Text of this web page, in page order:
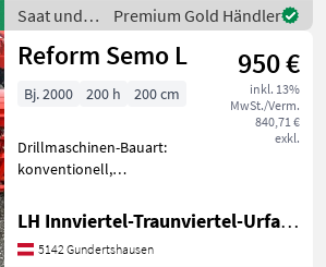
Sämaschine - mit 3, 0m
Arbeitsb
Saat und
Pflege /
Amazone
Premium Gold Händler
Reform Semo L 950 €
inkl. 13%
MwSt./Verm.
840,71 €
exkl.
Bj. 2000 200 h 200 cm
Drillmaschinen-Bauart:
konventionell,
Fahrgassenschaltung,
Spuranreisser, Spurlockerer
**Beschreibung der
LH Innviertel-Traunviertel-Urfahr eGen, Gundertshausen
5142 Gundertshausen